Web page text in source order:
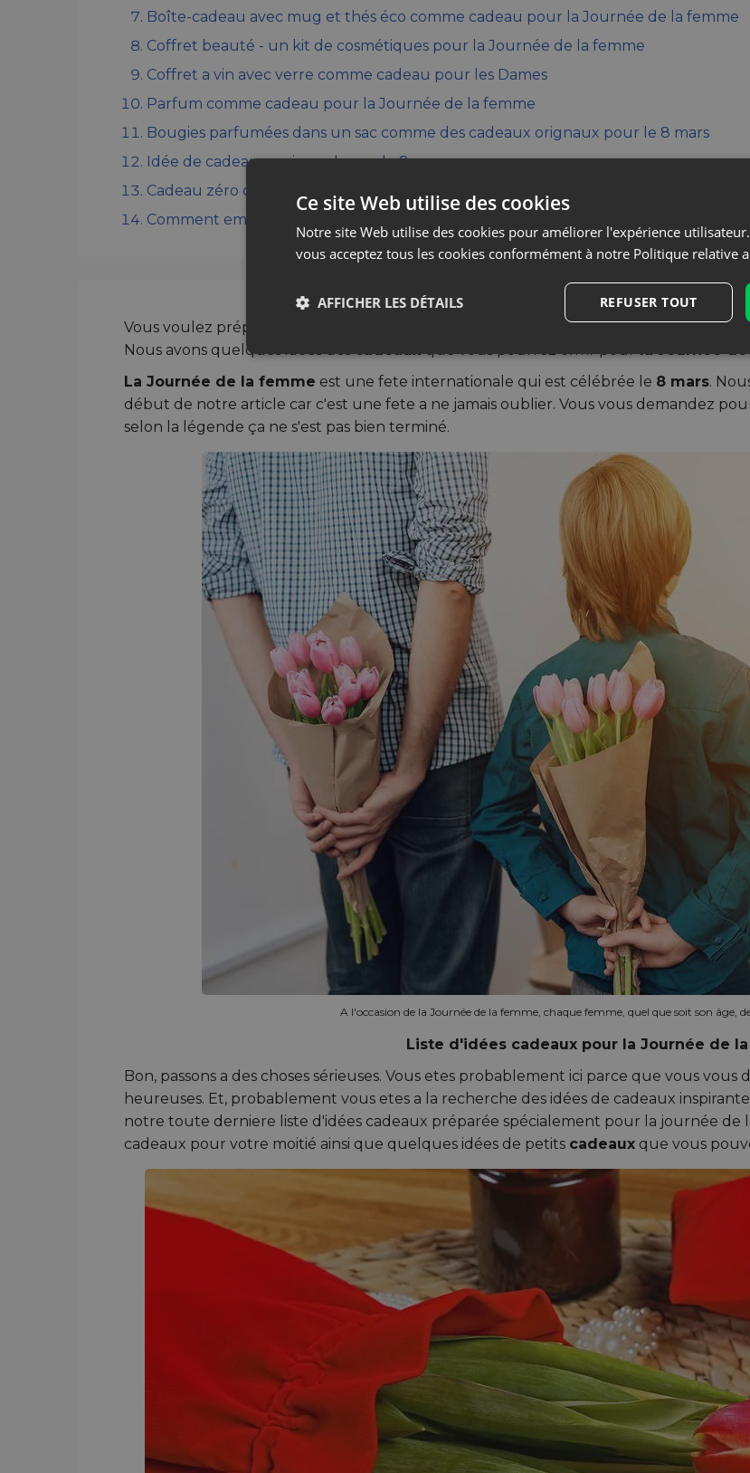
Boîte-cadeau avec mug et thés éco comme cadeau pour la Journée de la femme
Coffret beauté - un kit de cosmétiques pour la Journée de la femme
Coffret a vin avec verre comme cadeau pour les Dames
Parfum comme cadeau pour la Journée de la femme
Bougies parfumées dans un sac comme des cadeaux orignaux pour le 8 mars
Idée de cadeaux universel pour le 8 mars
Cadeau zéro déchets pour la Journée de la femme
Comment emballer un cadeau pour la Journée de la femme ?
Vous voulez préparer une surprise pour votre chérie, votre maman, votre grand-
Nous avons quelques idées descadeauxque vous pourrez offrir pourla Journée
La Journée de la femme est une fete internationale qui est célébrée le 8 mars.
début de notre article car c'est une fete a ne jamais oublier. Vous vous demandez
selon la légende ça ne s'est pas bien terminé.
A l'occasion de la Journée de la femme, chaque femme, quel que soit son âge,
Liste d'idées cadeaux pour la Journée de
Bon, passons a des choses sérieuses. Vous etes probablement ici parce que vous
heureuses. Et, probablement vous etes a la recherche des idées de cadeaux
notre toute derniere liste d'idées cadeaux préparée spécialement pour la journée de
cadeaux pour votre moitié ainsi que quelques idées de petits cadeaux que vous
Ce site Web utilise des cookies
Notre site Web utilise des cookies pour améliorer l'expérience
vous acceptez tous les cookies conformément à notre Politique relative
REFUSER TOUT
AFFICHER LES DÉTAILS